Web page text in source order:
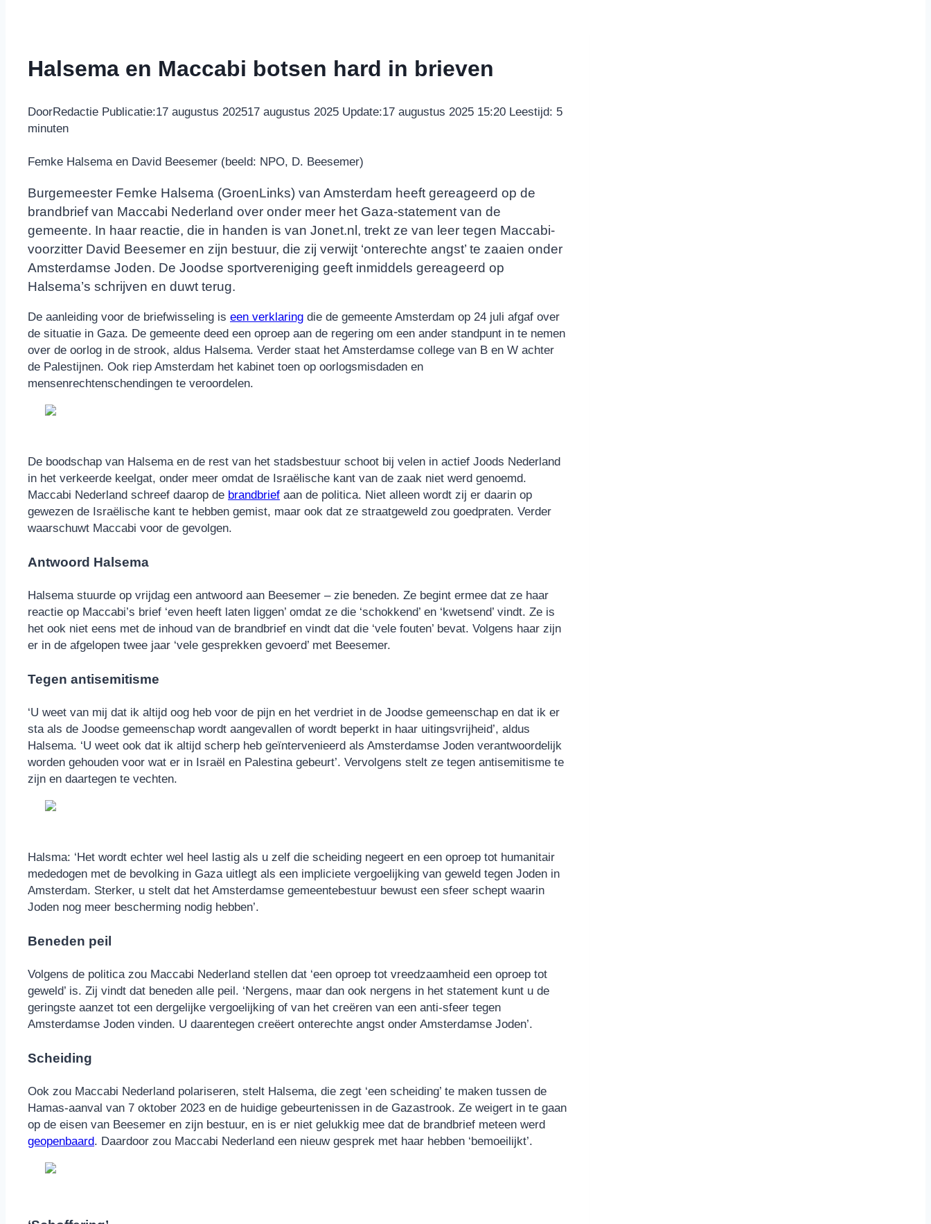
Halsema en Maccabi botsen hard in brieven
DoorRedactie Publicatie:17 augustus 202517 augustus 2025 Update:17 augustus 2025 15:20 Leestijd: 5
minuten
Femke Halsema en David Beesemer (beeld: NPO, D. Beesemer)
Burgemeester Femke Halsema (GroenLinks) van Amsterdam heeft gereageerd op de
brandbrief van Maccabi Nederland over onder meer het Gaza-statement van de
gemeente. In haar reactie, die in handen is van Jonet.nl, trekt ze van leer tegen Maccabi-
voorzitter David Beesemer en zijn bestuur, die zij verwijt ‘onterechte angst’ te zaaien onder
Amsterdamse Joden. De Joodse sportvereniging geeft inmiddels gereageerd op
Halsema’s schrijven en duwt terug.
De aanleiding voor de briefwisseling is een verklaring die de gemeente Amsterdam op 24 juli afgaf over
de situatie in Gaza. De gemeente deed een oproep aan de regering om een ander standpunt in te nemen
over de oorlog in de strook, aldus Halsema. Verder staat het Amsterdamse college van B en W achter
de Palestijnen. Ook riep Amsterdam het kabinet toen op oorlogsmisdaden en
mensenrechtenschendingen te veroordelen.
De boodschap van Halsema en de rest van het stadsbestuur schoot bij velen in actief Joods Nederland
in het verkeerde keelgat, onder meer omdat de Israëlische kant van de zaak niet werd genoemd.
Maccabi Nederland schreef daarop de brandbrief aan de politica. Niet alleen wordt zij er daarin op
gewezen de Israëlische kant te hebben gemist, maar ook dat ze straatgeweld zou goedpraten. Verder
waarschuwt Maccabi voor de gevolgen.
Antwoord Halsema
Halsema stuurde op vrijdag een antwoord aan Beesemer – zie beneden. Ze begint ermee dat ze haar
reactie op Maccabi’s brief ‘even heeft laten liggen’ omdat ze die ‘schokkend’ en ‘kwetsend’ vindt. Ze is
het ook niet eens met de inhoud van de brandbrief en vindt dat die ‘vele fouten’ bevat. Volgens haar zijn
er in de afgelopen twee jaar ‘vele gesprekken gevoerd’ met Beesemer.
Tegen antisemitisme
‘U weet van mij dat ik altijd oog heb voor de pijn en het verdriet in de Joodse gemeenschap en dat ik er
sta als de Joodse gemeenschap wordt aangevallen of wordt beperkt in haar uitingsvrijheid’, aldus
Halsema. ‘U weet ook dat ik altijd scherp heb geïntervenieerd als Amsterdamse Joden verantwoordelijk
worden gehouden voor wat er in Israël en Palestina gebeurt’. Vervolgens stelt ze tegen antisemitisme te
zijn en daartegen te vechten.
Halsma: ‘Het wordt echter wel heel lastig als u zelf die scheiding negeert en een oproep tot humanitair
mededogen met de bevolking in Gaza uitlegt als een impliciete vergoelijking van geweld tegen Joden in
Amsterdam. Sterker, u stelt dat het Amsterdamse gemeentebestuur bewust een sfeer schept waarin
Joden nog meer bescherming nodig hebben’.
Beneden peil
Volgens de politica zou Maccabi Nederland stellen dat ‘een oproep tot vreedzaamheid een oproep tot
geweld’ is. Zij vindt dat beneden alle peil. ‘Nergens, maar dan ook nergens in het statement kunt u de
geringste aanzet tot een dergelijke vergoelijking of van het creëren van een anti-sfeer tegen
Amsterdamse Joden vinden. U daarentegen creëert onterechte angst onder Amsterdamse Joden’.
Scheiding
Ook zou Maccabi Nederland polariseren, stelt Halsema, die zegt ‘een scheiding’ te maken tussen de
Hamas-aanval van 7 oktober 2023 en de huidige gebeurtenissen in de Gazastrook. Ze weigert in te gaan
op de eisen van Beesemer en zijn bestuur, en is er niet gelukkig mee dat de brandbrief meteen werd
geopenbaard. Daardoor zou Maccabi Nederland een nieuw gesprek met haar hebben ‘bemoeilijkt’.